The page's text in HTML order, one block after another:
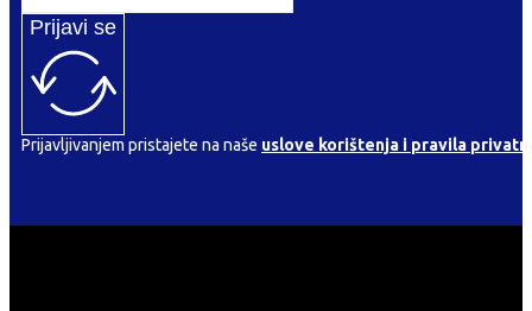
Prijavi se
Prijavljivanjem pristajete na naše uslove korištenja i pravila